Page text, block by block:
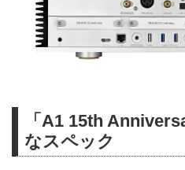
「A1 15th
なスペック